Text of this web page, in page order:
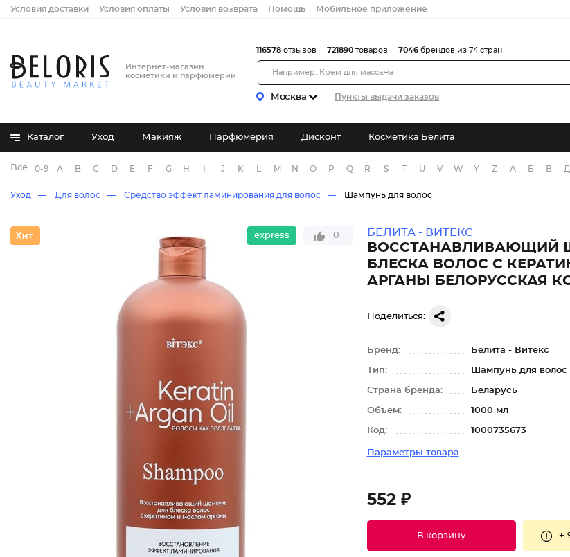
Условия доставки Условия оплаты Условия возврата Помощь Мобильное приложение
Интернет-магазин
косметики и парфюмерии
Москва Пункты выдачи заказов
116578 отзывов 721890 товаров 7046 брендов из 74 стран
Каталог Уход Макияж Парфюмерия Дисконт Косметика Белита
Все бренды
0-9 A B C D E F G H J K M N O P Q R S T U V W Y Z А Б В Д
Уход Для волос Средство эффект ламинирования для волос Шампунь для волос
express 0 БЕЛИТА - ВИТЕКС
ВОССТАНАВЛИВАЮЩИЙ
БЛЕСКА ВОЛОС С
АРГАНЫ БЕЛОРУССКАЯ
Поделиться:
Бренд: Белита - Витекс
Тип: Шампунь для волос
Страна бренда: Беларусь
Объем: 1000 мл
Код: 1000735673
Параметры товара
552 ₽
В корзину +